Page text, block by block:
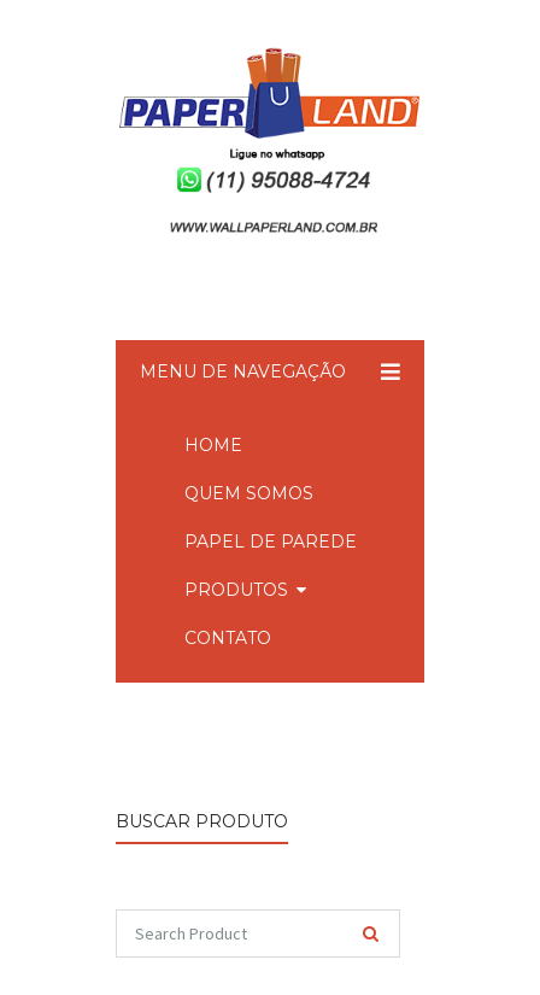
MENU DE NAVEGAÇÃO
HOME
QUEM SOMOS
PAPEL DE PAREDE
PRODUTOS
CONTATO
BUSCAR PRODUTO